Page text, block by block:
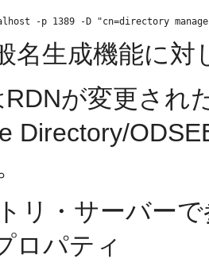
名生成機能に
RDNが変更され
Directory/
リ・サーバー
ロパティ